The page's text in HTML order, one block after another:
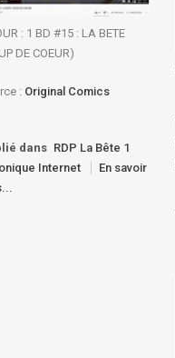
: 1 BD #15 : LA BETE
DE COEUR)
: Original Comics
dans RDP La Bête 1
Internet
En savoir